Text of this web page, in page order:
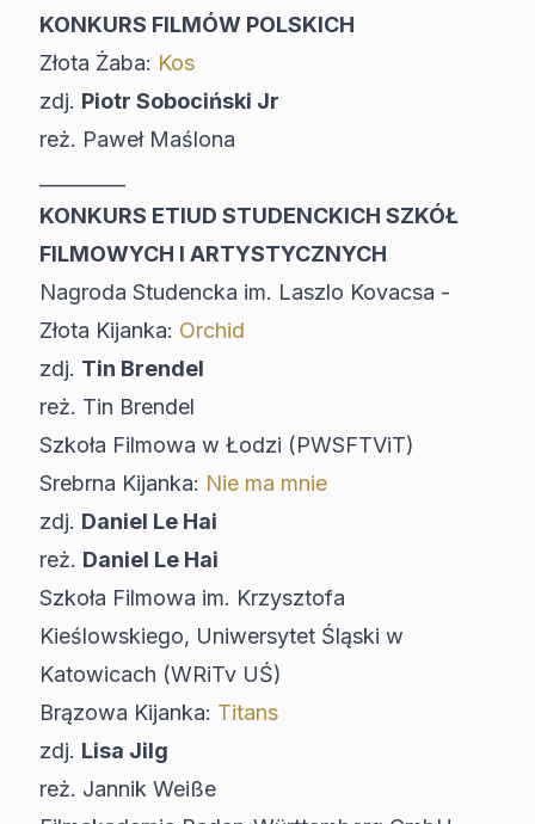
KONKURS FILMÓW POLSKICH
Złota Żaba: Kos
zdj. Piotr Sobociński Jr
reż. Paweł Maślona
KONKURS ETIUD STUDENCKICH SZKÓŁ
FILMOWYCH I ARTYSTYCZNYCH
Nagroda Studencka im. Laszlo Kovacsa -
Złota Kijanka: Orchid
zdj. Tin Brendel
reż. Tin Brendel
Szkoła Filmowa w Łodzi (PWSFTViT)
Srebrna Kijanka: Nie ma mnie
zdj. Daniel Le Hai
reż. Daniel Le Hai
Szkoła Filmowa im. Krzysztofa
Kieślowskiego, Uniwersytet Śląski w
Katowicach (WRiTv UŚ)
Brązowa Kijanka: Titans
zdj. Lisa Jilg
reż. Jannik Weiße